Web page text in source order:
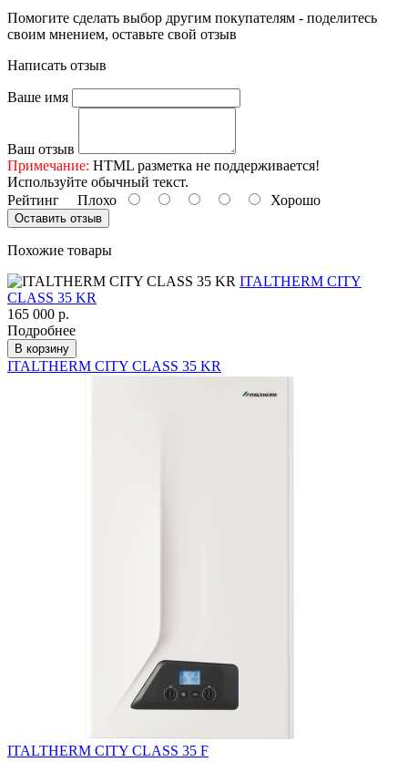
Помогите сделать выбор другим покупателям - поделитесь
своим мнением, оставьте свой отзыв
Написать отзыв
Ваше имя
Ваш отзыв
Примечание: HTML разметка не поддерживается!
Используйте обычный текст.
Рейтинг Плохо Хорошо
Оставить отзыв
Похожие товары
ITALTHERM CITY
CLASS 35 KR
165 000 р.
Подробнее
В корзину
ITALTHERM CITY CLASS 35 KR
ITALTHERM CITY CLASS 35 F